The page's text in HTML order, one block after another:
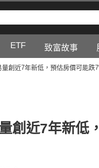
ETF 致富故事
創近7年新低，預估房價可能跌
創近7年新低